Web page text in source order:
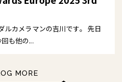
ルカメラマンの吉川です。 先日
も他の...
MORE